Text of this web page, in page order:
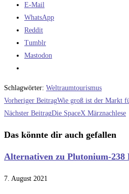
E-Mail
WhatsApp
Reddit
Tumblr
Mastodon
Schlagwörter: Weltraumtourismus
Weitere
Artikel
ansehen
Vorheriger BeitragWie groß ist der Markt
Nächster BeitragDie SpaceX Märznachlese
Das könnte dir auch gefallen
Alternativen zu Plutonium-238
7. August 2021